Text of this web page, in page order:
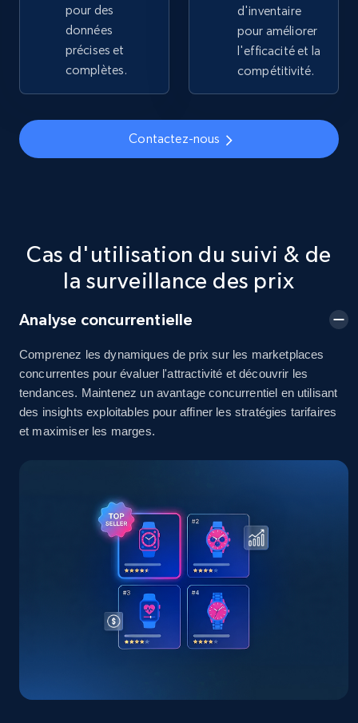
TikTok Shop - Collect TikTok shop products
by keywords search
URL, Title, Available, Description, Currency, Initial
price, Final price, Discount percent, and more.
667+ Commencer
price, Final price, Discount percent, and more.
Amazon sellers info
Seller id, URL, Seller name, Description, Detailed
info, Stars, Feedbacks, Return policy, and more.
Commencer
URL, Product id, Title, Seller name, Seller rating,
Seller reviews, Breadcrumbs, Root category, and
359+ Commencer
pour des
données
précises et
complètes.
d'inventaire
pour améliorer
l'efficacité et la
compétitivité.
Contactez-nous
Cas d'utilisation du suivi & de
la surveillance des prix
Analyse concurrentielle
Comprenez les dynamiques de prix sur les marketplaces
concurrentes pour évaluer l'attractivité et découvrir les
tendances. Maintenez un avantage concurrentiel en utilisant
des insights exploitables pour affiner les stratégies tarifaires
et maximiser les marges.